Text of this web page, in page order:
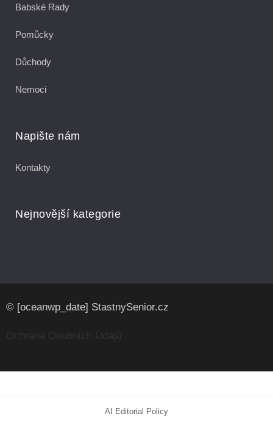
Babské Rady
Pomůcky
Důchody
Nemoci
Napište nám
Kontakty
Nejnovější kategorie
© [oceanwp_date] StastnySenior.cz
AI Editorial Policy